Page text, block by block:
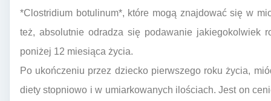
*Clostridium botulinum*, które mogą znajdować się w
też, absolutnie odradza się podawanie jakiegokolwiek
poniżej 12 miesiąca życia.
Po ukończeniu przez dziecko pierwszego roku życia,
diety stopniowo i w umiarkowanych ilościach. Jest on